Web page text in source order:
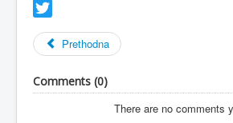
Facebook
Prethodna
Comments (0)
There are no comments